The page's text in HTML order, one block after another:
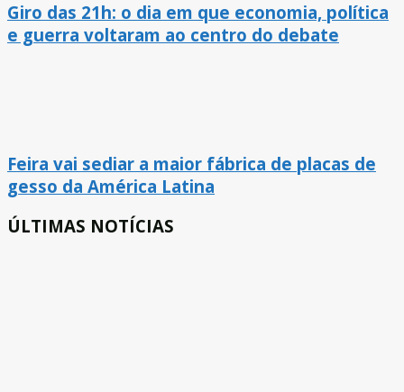
Giro das 21h: o dia em que economia, política
e guerra voltaram ao centro do debate
Feira vai sediar a maior fábrica de placas de
gesso da América Latina
ÚLTIMAS NOTÍCIAS